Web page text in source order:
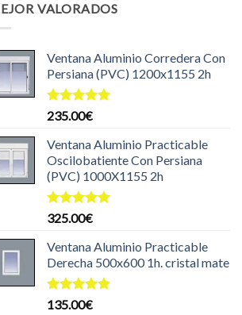
VALORADOS
Ventana Aluminio Corredera Con
Persiana (PVC) 1200x1155 2h
Valorado
de 5
235.00€
Ventana Aluminio Practicable
Oscilobatiente Con Persiana
(PVC) 1000X1155 2h
Valorado
de 5
325.00€
Ventana Aluminio Practicable
Derecha 500x600 1h. cristal mate
Valorado
135.00€